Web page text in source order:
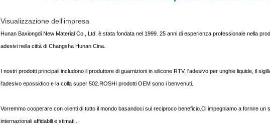
Visualizzazione dell'impresa
Hunan Baxiongdi New Material Co., Ltd. è stata fondata nel 1999. 25 anni di esperienza professionale nella
adesivi nella città di Changsha Hunan Cina.
I nostri prodotti principali includono il produttore di guarnizioni in silicone RTV, l'adesivo per unghie liquide, il
l'adesivo epossidico e la colla super 502.ROSHI prodotti OEM sono i benvenuti.
Vorremmo cooperare con clienti di tutto il mondo basandoci sul reciproco beneficio.Ci impegniamo a fornire un
internazionali affidabili e stimati..